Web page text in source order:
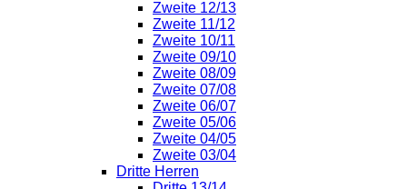
Zweite 12/13
Zweite 11/12
Zweite 10/11
Zweite 09/10
Zweite 08/09
Zweite 07/08
Zweite 06/07
Zweite 05/06
Zweite 04/05
Zweite 03/04
Dritte Herren